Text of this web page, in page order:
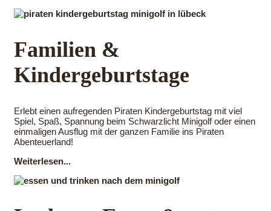
Familien &
Kindergeburtstage
Erlebt einen aufregenden Piraten Kindergeburtstag mit viel
Spiel, Spaß, Spannung beim Schwarzlicht Minigolf oder einen
einmaligen Ausflug mit der ganzen Familie ins Piraten
Abenteuerland!
Weiterlesen...